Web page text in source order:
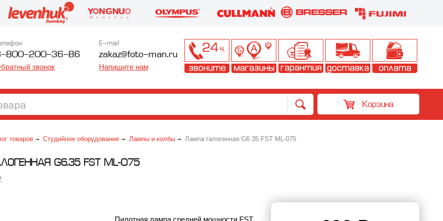
800-200-36-86
звонок
E-mail
zakaz@foto-man.ru
Напишите нам
Корзина
товаров Студийное оборудование Лампы и колбы Лампа галогенная G6.35 FST ML-075
G6.35 FST ML-075
Пилотная лампа средней мощности FST